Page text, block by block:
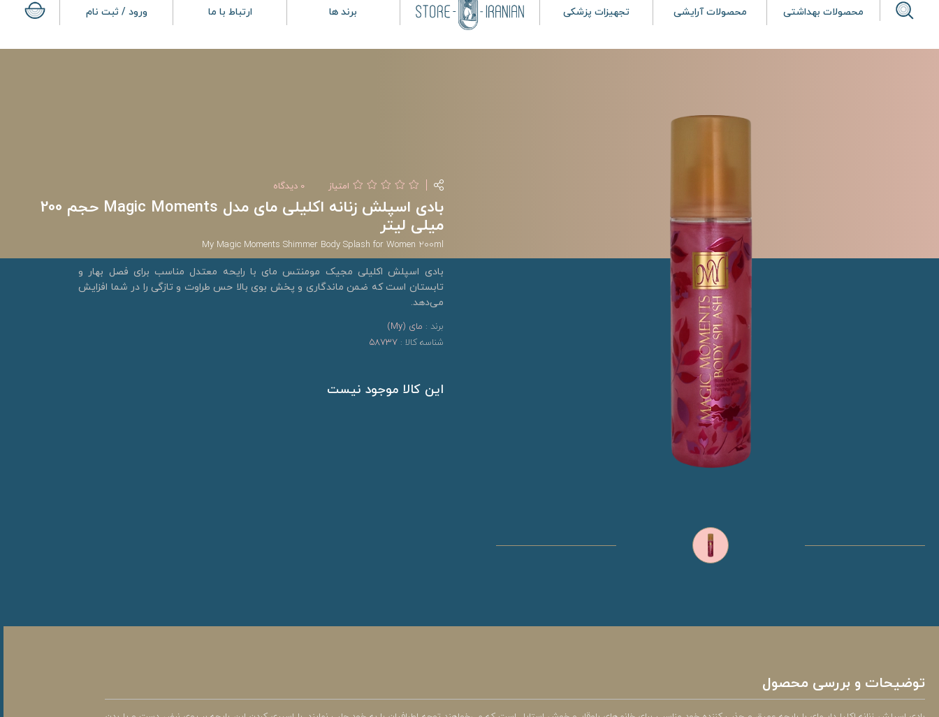
محصولات بهداشتی محصولات آرایشی تجهیزات پزشکی برند ها ارتباط با ما ورود / ثبت نام
امتیاز 0 دیدگاه
بادی اسپلش زنانه اکلیلی مای مدل Magic Moments حجم 200
میلی لیتر
My Magic Moments Shimmer Body Splash for Women 200ml
بادی اسپلش اکلیلی مجیک مومنتس مای با رایحه معتدل مناسب برای فصل بهار و
تابستان است که ضمن ماندگاری و پخش بوی بالا حس طراوت و تازگی را در شما افزایش
می‌دهد.
برند : مای (My)
شناسه کالا : 58737
این کالا موجود نیست
توضیحات و بررسی محصول